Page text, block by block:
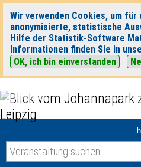
Wir verwenden Cookies, um für
anonymisierte, statistische
Hilfe der Statistik-Software
Informationen finden Sie in
OK, ich bin einverstanden